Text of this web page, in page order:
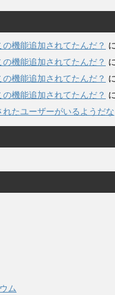
の機能追加されてたんだ？ に
の機能追加されてたんだ？ に
の機能追加されてたんだ？ に
の機能追加されてたんだ？ に
れたユーザーがいるようだな
ム